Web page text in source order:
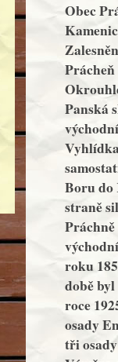
Obec
Panská
Boru do
straně
roku
době
roce
osady
tři